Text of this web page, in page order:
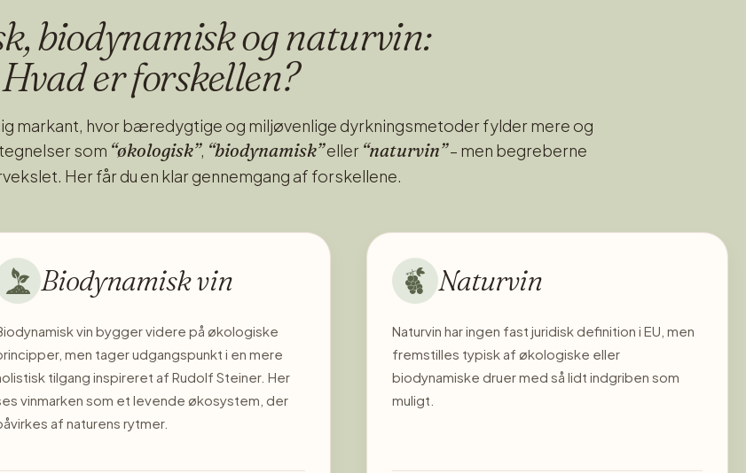
biodynamisk og naturvin:
Hvad er forskellen?
markant, hvor bæredygtige og miljøvenlige dyrkningsmetoder fylder mere og
som “økologisk”, “biodynamisk”eller “naturvin”– men begreberne
Her får du en klar gennemgang af forskellene.
Biodynamisk vin
vin bygger videre på økologiske
men tager udgangspunkt i en mere
tilgang inspireret af Rudolf Steiner. Her
vinmarken som et levende økosystem, der
af naturens rytmer.
Naturvin
Naturvin har ingen fast juridisk definition i EU, men
fremstilles typisk af økologiske eller
biodynamiske druer med så lidt indgriben som
muligt.